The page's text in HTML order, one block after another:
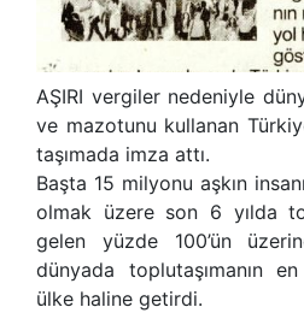
AŞIRI vergiler nedeniyle
ve mazotunu kullanan
taşımada imza attı.
Başta 15 milyonu aşkın
olmak üzere son 6 yılda
gelen yüzde 100’ün
dünyada toplutaşımanın
ülke haline getirdi.